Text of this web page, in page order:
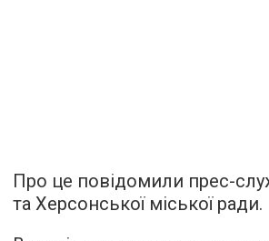
Про це повідомили прес-
та Херсонської міської ради.